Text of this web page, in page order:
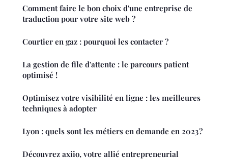
Comment faire le bon choix d'une entreprise de
traduction pour votre site web ?
Courtier en gaz : pourquoi les contacter ?
La gestion de file d'attente : le parcours patient
optimisé !
Optimisez votre visibilité en ligne : les meilleures
techniques à adopter
Lyon : quels sont les métiers en demande en 2023 ?
Découvrez axiio, votre allié entrepreneurial